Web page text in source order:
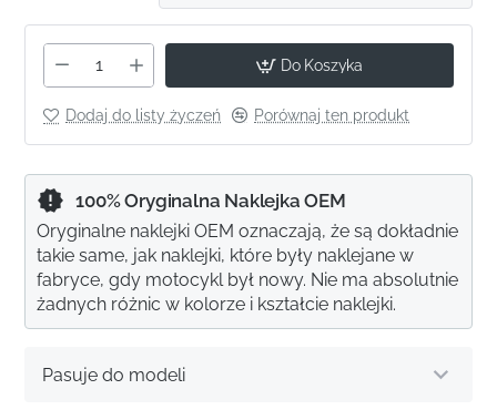
Do Koszyka
Dodaj do listy życzeń Porównaj ten produkt
Pasuje do modeli
100% Oryginalna Naklejka OEM
Oryginalne naklejki OEM oznaczają, że są dokładnie
takie same, jak naklejki, które były naklejane w
fabryce, gdy motocykl był nowy. Nie ma absolutnie
żadnych różnic w kolorze i kształcie naklejki.